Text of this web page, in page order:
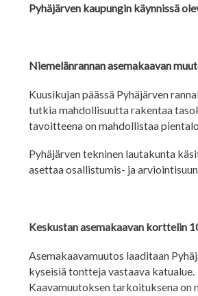
Pyhäjärven kaupungin käynnissä
Niemelänrannan asemakaavan
Kuusikujan päässä Pyhäjärven
tutkia mahdollisuutta rakentaa
tavoitteena on mahdollistaa
Pyhäjärven tekninen lautakunta
asettaa osallistumis- ja
Keskustan asemakaavan korttelin
Asemakaavamuutos laaditaan
kyseisiä tontteja vastaava katualue.
Kaavamuutoksen tarkoituksena